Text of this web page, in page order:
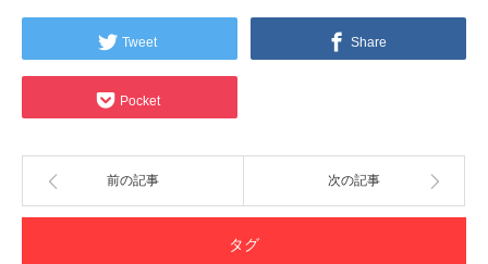
Tweet Share
Pocket
前の記事 次の記事
タグ